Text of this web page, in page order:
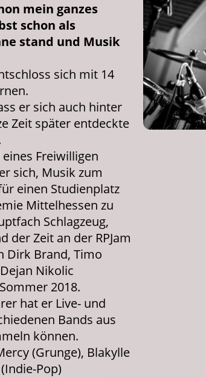
mein ganzes
schon als
stand und Musik
sich mit 14
er sich auch hinter
Zeit später entdeckte
Freiwilligen
sich, Musik zum
einen Studienplatz
Mittelhessen zu
Schlagzeug,
der Zeit an der RPJam
Dirk Brand, Timo
Nikolic
2018.
hat er Live- und
Bands aus
können.
(Grunge), Blakylle
Pop)